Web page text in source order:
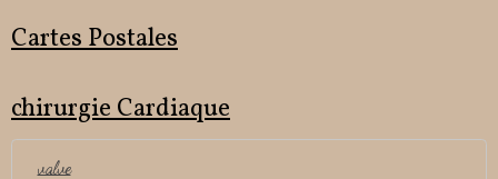
Cartes Postales
chirurgie Cardiaque
valve